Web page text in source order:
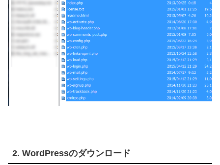
2. WordPressのダウンロード